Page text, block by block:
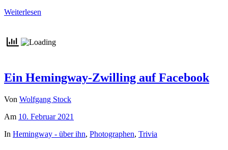
Weiterlesen
Ein Hemingway-Zwilling auf Facebook
Von Wolfgang Stock
Am 10. Februar 2021
In Hemingway - über ihn, Photographen, Trivia